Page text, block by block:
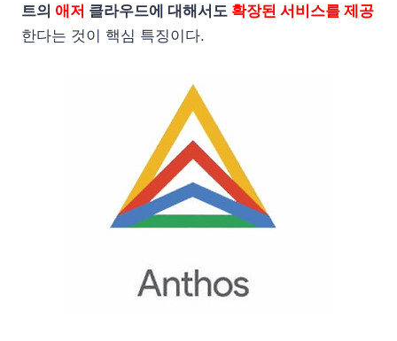
트의 애저 클라우드에 대해서도 확장된 서비스를 제공
한다는 것이 핵심 특징이다.